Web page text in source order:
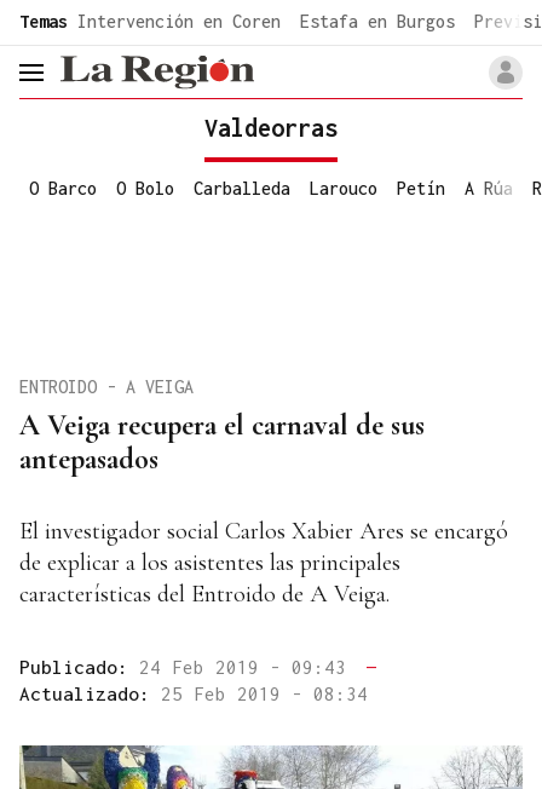
common.go-to-content
Temas Intervención en Coren Estafa en Burgos
header.menu.open
Valdeorras
O Barco O Bolo Carballeda Larouco Petín A Rúa
A Veiga recupera el carnaval de sus
antepasados
ENTROIDO - A VEIGA
El investigador social Carlos Xabier Ares se encargó
de explicar a los asistentes las principales
características del Entroido de A Veiga.
Publicado: 24 Feb 2019 - 09:43
—
Actualizado: 25 Feb 2019 - 08:34